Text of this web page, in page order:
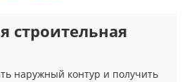
строительная
наружный контур и получить